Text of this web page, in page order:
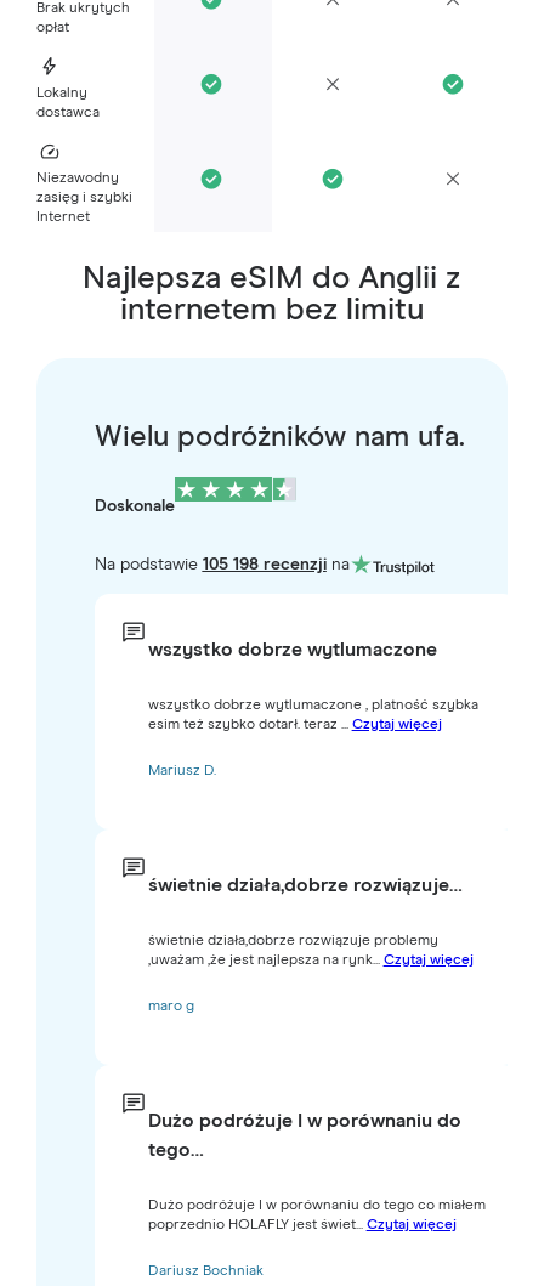
Brak ukrytych
opłat
Lokalny
dostawca
Niezawodny
zasięg i szybki
Internet
Najlepsza eSIM do Anglii z
internetem bez limitu
Wielu podróżników nam ufa.
Doskonale
Na podstawie 105 198 recenzjina
wszystko dobrze wytlumaczone
wszystko dobrze wytlumaczone , platność szybka
esim też szybko dotarł. teraz ... Czytaj więcej
Mariusz D.
świetnie działa,dobrze rozwiązuje…
świetnie działa,dobrze rozwiązuje problemy
,uważam ,że jest najlepsza na rynk... Czytaj więcej
maro g
Dużo podróżuje I w porównaniu do
tego…
Dużo podróżuje I w porównaniu do tego co miałem
poprzednio HOLAFLY jest świet... Czytaj więcej
Dariusz Bochniak